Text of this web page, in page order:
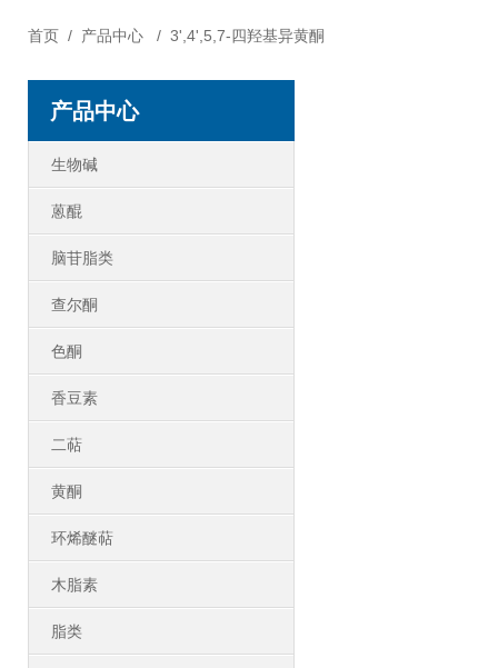
首页/ 产品中心/ 3',4',5,7-四羟基异黄酮
产品中心
生物碱
蒽醌
脑苷脂类
查尔酮
色酮
香豆素
二萜
黄酮
环烯醚萜
木脂素
脂类